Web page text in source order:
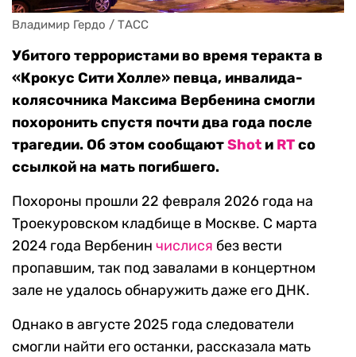
Владимир Гердо / ТАСС
Убитого террористами во время теракта в
«Крокус Сити Холле» певца, инвалида-
колясочника Максима Вербенина смогли
похоронить спустя почти два года после
трагедии. Об этом сообщаютShot и RTсо
ссылкой на мать погибшего.
Похороны прошли 22 февраля 2026 года на
Троекуровском кладбище в Москве. С марта
2024 года Вербенин числися без вести
пропавшим, так под завалами в концертном
зале не удалось обнаружить даже его ДНК.
Однако в августе 2025 года следователи
смогли найти его останки, рассказала мать